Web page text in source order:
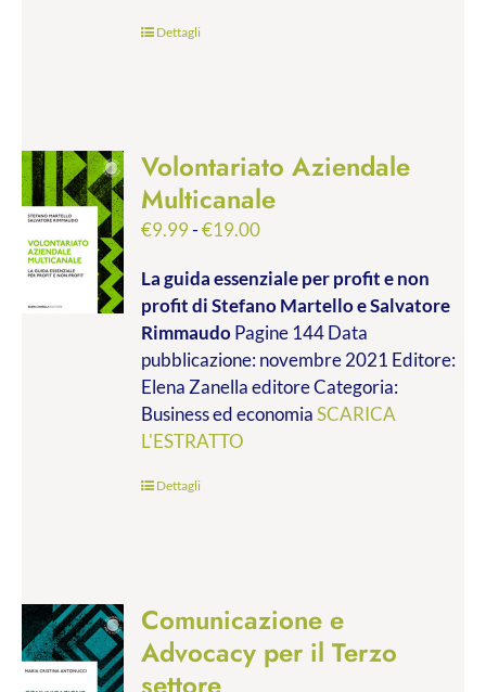
Dettagli
Volontariato Aziendale
Multicanale
€9.99-€19.00Fascia
prezzo:
da
€9.99
a
€19.00
La guida essenziale per profit e non
profitdi Stefano Martello e Salvatore
RimmaudoPagine 144 Data
pubblicazione: novembre 2021 Editore:
Elena Zanella editore Categoria:
Business ed economiaSCARICA
L'ESTRATTO
Dettagli
Comunicazione e
Advocacy per il Terzo